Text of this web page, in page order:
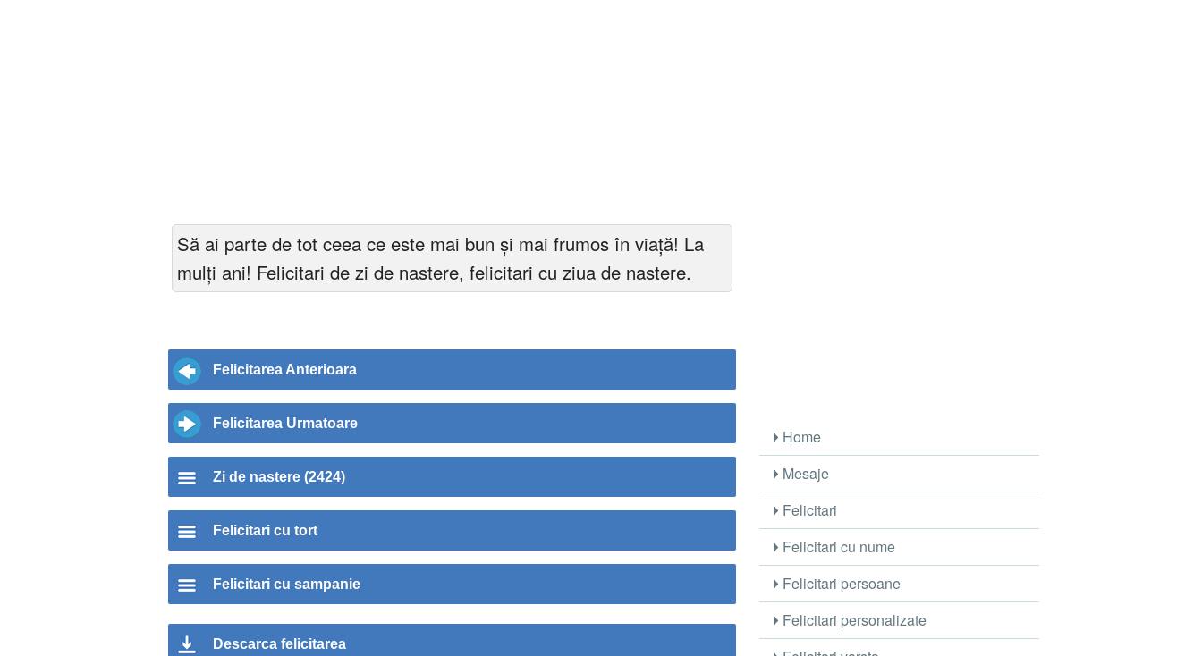
Să ai parte de tot ceea ce este mai bun și mai frumos în viață! La
mulți ani! Felicitari de zi de nastere, felicitari cu ziua de nastere.
Felicitarea Anterioara
Felicitarea Urmatoare
Zi de nastere (2424)
Felicitari cu tort
Felicitari cu sampanie
Descarca felicitarea
Home
Mesaje
Felicitari
Felicitari cu nume
Felicitari persoane
Felicitari personalizate